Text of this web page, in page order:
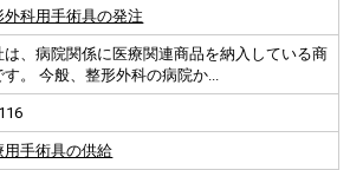
外科用手術具の発注
は、病院関係に医療関連商品を納入している商
す。 今般、整形外科の病院か...
用手術具の供給